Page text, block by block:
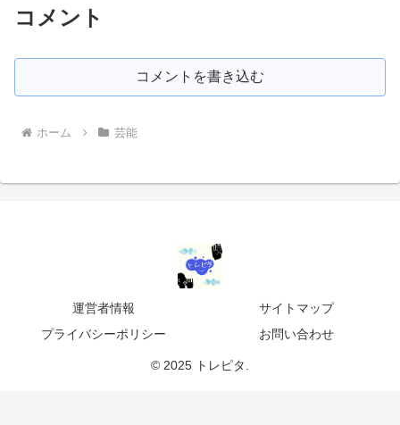
コメント
コメントを書き込む
ホーム 芸能
運営者情報
サイトマップ
プライバシーポリシー
お問い合わせ
© 2025 トレピタ.